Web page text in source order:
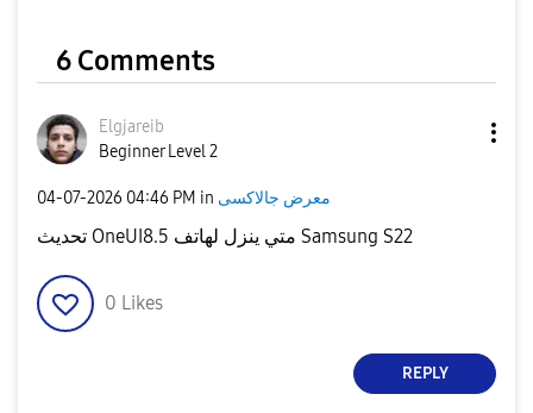
6 Comments
Elgjareib
Beginner Level 2
‎04-07-2026 04:46 PM in معرض جالاكسى
تحديث OneUI8.5 متي ينزل لهاتف Samsung S22
0 Likes
REPLY